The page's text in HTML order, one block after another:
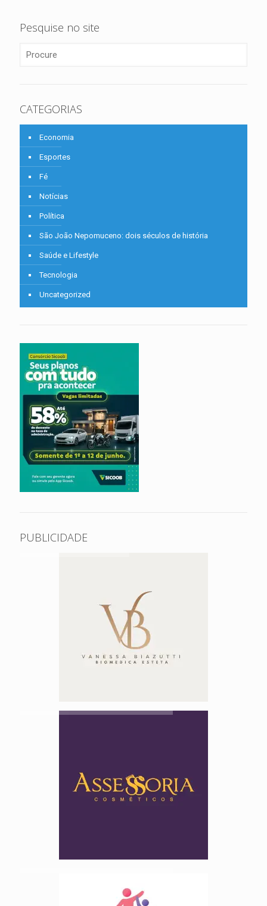
Pesquise no site
CATEGORIAS
Economia
Esportes
Fé
Notícias
Política
São João Nepomuceno: dois séculos de história
Saúde e Lifestyle
Tecnologia
Uncategorized
PUBLICIDADE